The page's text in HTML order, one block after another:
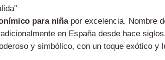
para niñapor excelencia. Nombre
en España desde hace
y simbólico, con un toque exótico y